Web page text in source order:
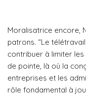
Moralisatrice encore,
patrons. “Le
contribuer à limiter
de pointe, là où la
entreprises et les
rôle fondamental à